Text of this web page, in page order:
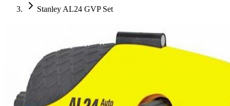
Stanley AL24 GVP Set